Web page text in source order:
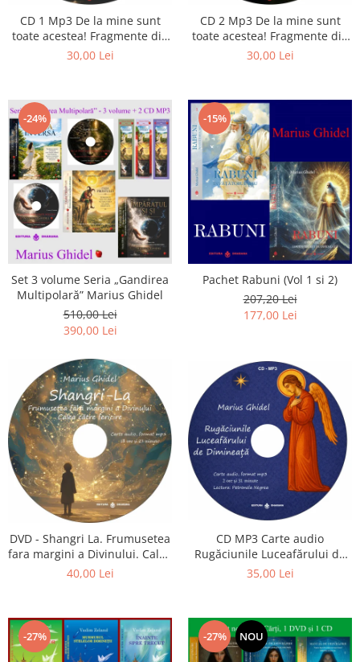
Literatura
Psihologie
Stiinta
CD 1 Mp3 De la mine sunt
toate acestea! Fragmente din
cărțile lui Marius Ghidel
30,00 Lei
CD 2 Mp3 De la mine sunt
toate acestea! Fragmente din
cărțile lui Marius Ghidel
30,00 Lei
-24%
Set 3 volume Seria „Gandirea
Multipolară” Marius Ghidel
510,00 Lei
390,00 Lei
-15%
Pachet Rabuni (Vol 1 si 2)
207,20 Lei
177,00 Lei
DVD - Shangri La. Frumusetea
fara margini a Divinului. Calea
catre fericire
40,00 Lei
CD MP3 Carte audio
Rugăciunile Luceafărului de
dimineață
35,00 Lei
-27% -27% NOU